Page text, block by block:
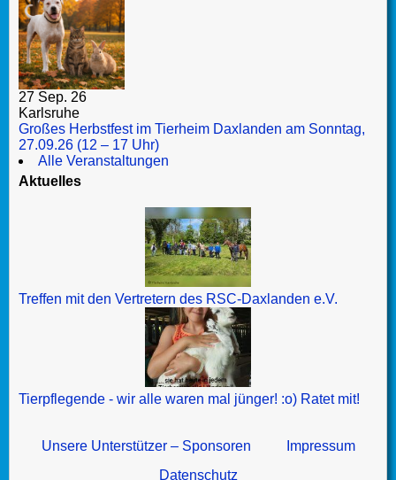
27 Sep. 26
Karlsruhe
Großes Herbstfest im Tierheim Daxlanden am Sonntag,
27.09.26 (12 – 17 Uhr)
Alle Veranstaltungen
Aktuelles
Treffen mit den Vertretern des RSC-Daxlanden e.V.
Tierpflegende - wir alle waren mal jünger! :o) Ratet mit!
Unsere Unterstützer – Sponsoren
Impressum
Datenschutz